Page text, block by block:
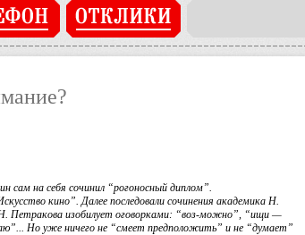
сам на себя сочинил “рогоносный диплом”.
кино”. Далее последовали сочинения академика Н.
Петракова изобилует оговорками: “воз-можно”, “ищи —
Но уже ничего не “смеет предположить” и не “думает”